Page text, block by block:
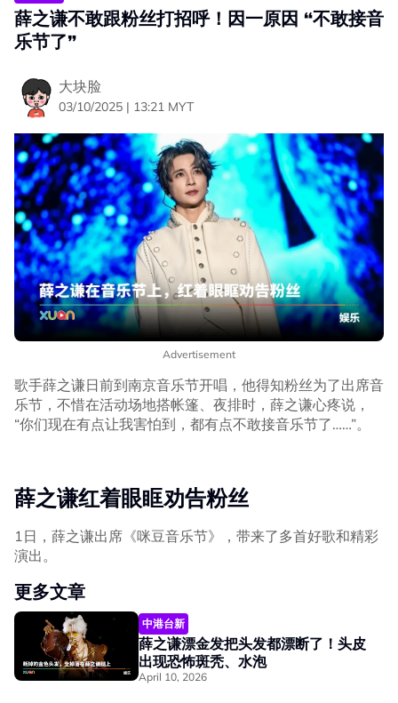
薛之谦不敢跟粉丝打招呼！因一原因 “不敢接音
乐节了”
大块脸
03/10/2025 | 13:21 MYT
Advertisement
歌手薛之谦日前到南京音乐节开唱，他得知粉丝为了出席音
乐节，不惜在活动场地搭帐篷、夜排时，薛之谦心疼说，
“你们现在有点让我害怕到，都有点不敢接音乐节了……”。
薛之谦红着眼眶劝告粉丝
1日，薛之谦出席《咪豆音乐节》，带来了多首好歌和精彩
演出。
更多文章
中港台新
薛之谦漂金发把头发都漂断了！头皮
出现恐怖斑秃、水泡
April 10, 2026